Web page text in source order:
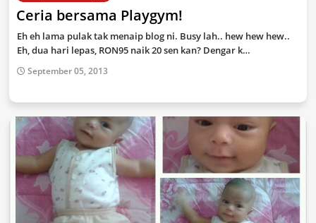
Ceria bersama Playgym!
Eh eh lama pulak tak menaip blog ni. Busy lah.. hew hew hew..
Eh, dua hari lepas, RON95 naik 20 sen kan? Dengar k…
September 05, 2013